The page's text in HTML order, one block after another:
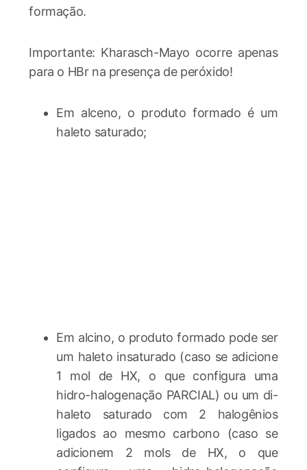
formação.
Importante: Kharasch-Mayo ocorre apenas
para o HBr na presença de peróxido!
Em alceno, o produto formado é um
haleto saturado;
Em alcino, o produto formado pode ser
um haleto insaturado (caso se adicione
1 mol de HX, o que configura uma
hidro-halogenação PARCIAL) ou um di-
haleto saturado com 2 halogênios
ligados ao mesmo carbono (caso se
adicionem 2 mols de HX, o que